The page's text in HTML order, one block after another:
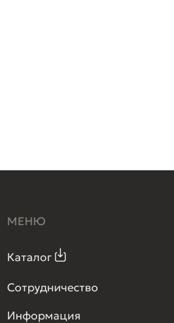
МЕНЮ
Каталог
Сотрудничество
Информация